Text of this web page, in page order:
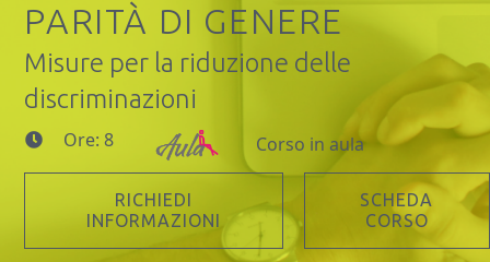
PARITÀ DI GENERE
Misure per la riduzione delle
discriminazioni
Ore: 8 Corso in aula
RICHIEDI
INFORMAZIONI
SCHEDA
CORSO